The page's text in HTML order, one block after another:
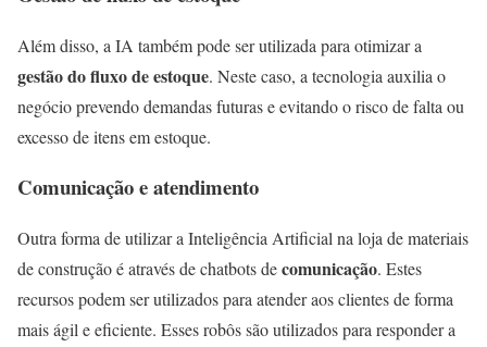
Além disso, a IA também pode ser utilizada para otimizar a
gestão do fluxo de estoque. Neste caso, a tecnologia auxilia o
negócio prevendo demandas futuras e evitando o risco de falta ou
excesso de itens em estoque.
Comunicação e atendimento
Outra forma de utilizar a Inteligência Artificial na loja de materiais
de construção é através de chatbots decomunicação. Estes
recursos podem ser utilizados para atender aos clientes de forma
mais ágil e eficiente. Esses robôs são utilizados para responder a